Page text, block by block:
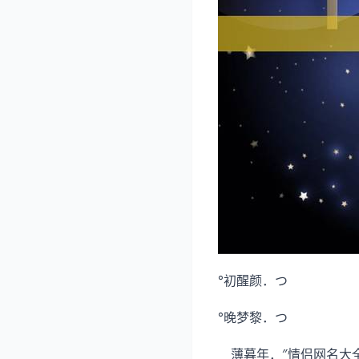
°初醒颜．つ
°晚梦黎．つ
﹏薄暮年．″情侣网名大